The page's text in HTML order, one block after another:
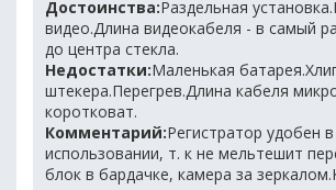
Достоинства:Раздельная
видео.Длина видеокабеля - в самый
до центра стекла.
Недостатки:Маленькая
штекера.Перегрев.Длина кабеля
коротковат.
Комментарий:Регистратор удобен в
использовании, т. к не мельтешит
блок в бардачке, камера за